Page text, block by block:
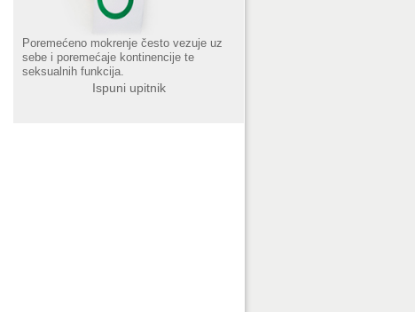
Poremećeno mokrenje često vezuje uz
sebe i poremećaje kontinencije te
seksualnih funkcija.
Ispuni upitnik